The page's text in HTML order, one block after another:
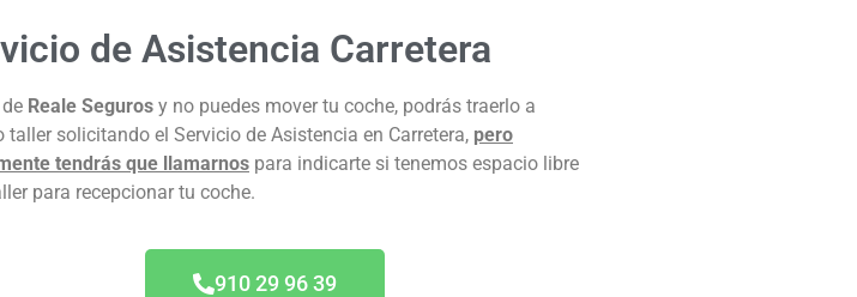
de Asistencia Carretera
Reale Seguros y no puedes mover tu coche, podrás traerlo a
taller solicitando el Servicio de Asistencia en Carretera, pero
tendrás que llamarnos para indicarte si tenemos espacio libre
para recepcionar tu coche.
910 29 96 39